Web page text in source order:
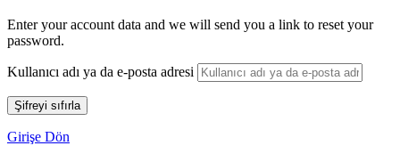
Enter your account data and we will send you a link to reset your
password.
Kullanıcı adı ya da e-posta adresi
Girişe Dön